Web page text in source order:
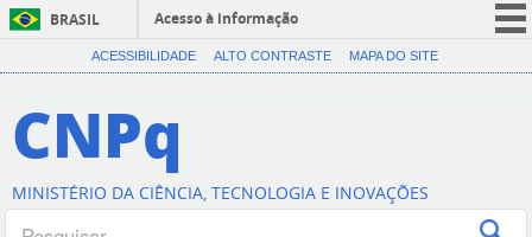
BRASIL
Acesso à informação
CORONAVÍRUS (COVID-19)
Canais
ACESSIBILIDADE ALTO CONTRASTE MAPA DO SITE
CNPq
MINISTÉRIO DA CIÊNCIA, TECNOLOGIA E INOVAÇÕES